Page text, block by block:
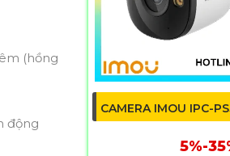
(hồng
động
CAMERA IMOU IPC-
5%-